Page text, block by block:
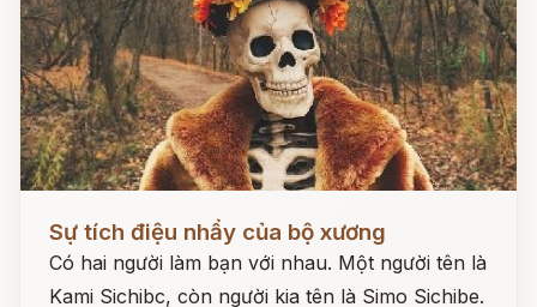
Sự tích điệu nhẩy của bộ xương
Có hai người làm bạn với nhau. Một người tên là
Kami Sichibc, còn người kia tên là Simo Sichibe.